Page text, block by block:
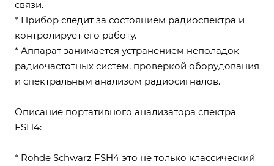
связи.
* Прибор следит за состоянием радиоспектра и
контролирует его работу.
* Аппарат занимается устранением неполадок
радиочастотных систем, проверкой оборудования
и спектральным анализом радиосигналов.
Описание портативного анализатора спектра
FSH4:
* Rohde Schwarz FSH4 это не только классический